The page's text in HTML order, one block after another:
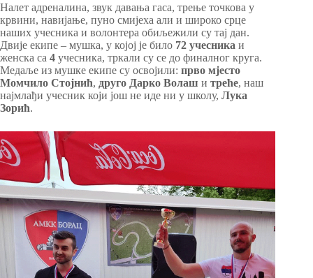
Налет адреналина, звук давања гаса, трење точкова у
крвини, навијање, пуно смијеха али и широко срце
наших учесника и волонтера обиљежили су тај дан.
Двије екипе – мушка, у којој је било 72 учесника и
женска са 4 учесника, тркали су се до финалног круга.
Медаље из мушке екипе су освојили: прво мјесто
Момчило Стојнић, друго Дарко Волаш и треће, наш
најмлађи учесник који још не иде ни у школу, Лука
Зорић.